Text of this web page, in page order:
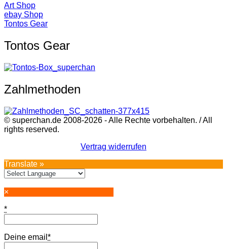
Art Shop
ebay Shop
Tontos Gear
Tontos Gear
Zahlmethoden
© superchan.de 2008-2026 - Alle Rechte vorbehalten. / All
rights reserved.
Vertrag widerrufen
Translate »
×
*
Deine email *